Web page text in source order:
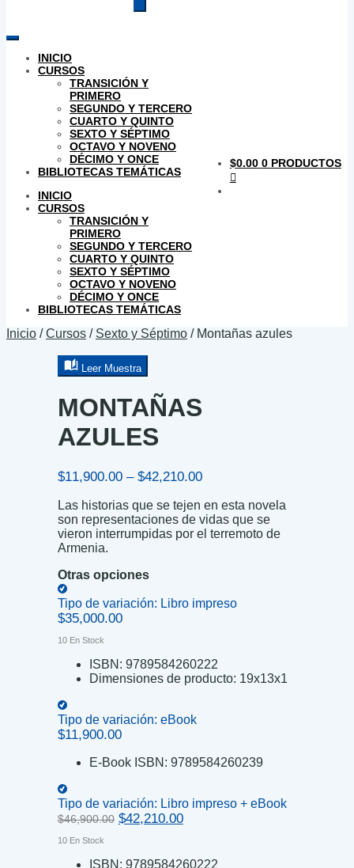
productos
INICIO
CURSOS
TRANSICIÓN Y
PRIMERO
SEGUNDO Y TERCERO
CUARTO Y QUINTO
SEXTO Y SÉPTIMO
OCTAVO Y NOVENO
DÉCIMO Y ONCE
BIBLIOTECAS TEMÁTICAS
INICIO
CURSOS
TRANSICIÓN Y
PRIMERO
SEGUNDO Y TERCERO
CUARTO Y QUINTO
SEXTO Y SÉPTIMO
OCTAVO Y NOVENO
DÉCIMO Y ONCE
BIBLIOTECAS TEMÁTICAS
$0.00 0 PRODUCTOS
Inicio /Cursos / Sexto y Séptimo / Montañas azules
Leer Muestra
MONTAÑAS
AZULES
$11,900.00 – $42,210.00Price
$11,900.00
through
$42,210.00
Las historias que se tejen en esta novela
son representaciones de vidas que se
vieron interrumpidas por el terremoto de
Armenia.
Otras opciones
Tipo de variación: Libro impreso
$35,000.00
10 En Stock
ISBN: 9789584260222
Dimensiones de producto: 19x13x1
Tipo de variación: eBook
$11,900.00
E-Book ISBN: 9789584260239
Tipo de variación: Libro impreso + eBook
$46,900.00 Original
$42,210.00Current
10 En Stock
ISBN: 9789584260222